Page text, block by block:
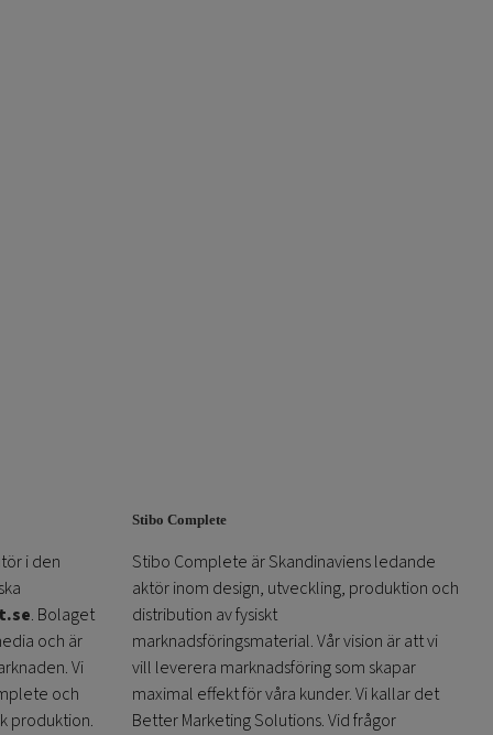
i den
. Bolaget
och är
Vi
och
produktion.
Stibo Complete
Stibo Complete är Skandinaviens ledande
aktör inom design, utveckling, produktion och
distribution av fysiskt
marknadsföringsmaterial. Vår vision är att vi
vill leverera marknadsföring som skapar
maximal effekt för våra kunder. Vi kallar det
Better Marketing Solutions. Vid frågor